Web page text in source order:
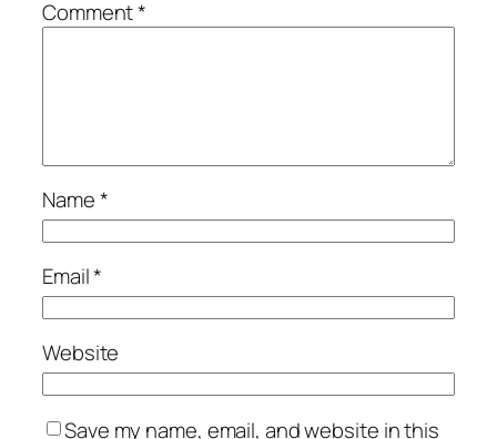
Comment*
Name*
Email*
Website
Save my name, email, and website in this